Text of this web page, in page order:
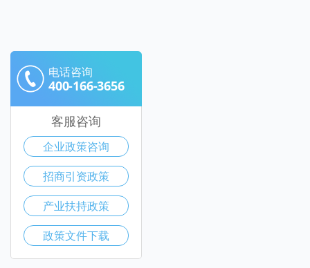
电话咨询
400-166-3656
客服咨询
企业政策咨询
招商引资政策
产业扶持政策
政策文件下载